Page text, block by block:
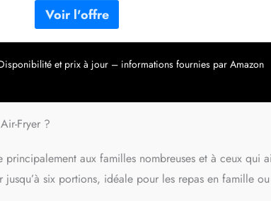
four* (*tests et calculs basés sur le temps de cuisson
saucisses, en utilisant le mode Frire sans huile par
(*Testé avec des frites coupées à la main). Fonctions
et prix à jour – informations fournies par Amazon
Fryer ?
principalement aux familles nombreuses et à ceux qui
six portions, idéale pour les repas en famille